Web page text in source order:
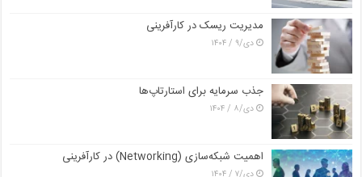
مدیریت ریسک در کارآفرینی
دی/۹ / ۱۴۰۴
جذب سرمایه برای استارتاپ‌ها
دی/۸ / ۱۴۰۴
اهمیت شبکه‌سازی (Networking) در کارآفرینی